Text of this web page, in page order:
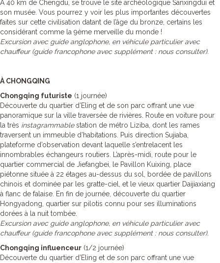
À 40 km de Chengdu, se trouve le site archéologique Sanxingdui et
son musée. Vous pourrez y voir les plus importantes découvertes
faites sur cette civilisation datant de l’âge du bronze, certains les
considérant comme la 9ème merveille du monde !
Excursion avec guide anglophone, en véhicule particulier avec
chauffeur (guide francophone avec supplément : nous consulter).
À CHONGQING
Chongqing futuriste (1 journée)
Découverte du quartier d’Eling et de son parc offrant une vue
panoramique sur la ville traversée de rivières. Route en voiture pour
la très instagrammablestation de métro Liziba, dont les rames
traversent un immeuble d’habitations. Puis direction Sujiaba,
plateforme d’observation devant laquelle s’entrelacent les
innombrables échangeurs routiers. L’après-midi, route pour le
quartier commercial de Jiefangbei, le Pavillon Kuixing, place
piétonne située à 22 étages au-dessus du sol, bordée de pavillons
chinois et dominée par les gratte-ciel, et le vieux quartier Daijiaxiang
à flanc de falaise. En fin de journée, découverte du quartier
Hongyadong, quartier sur pilotis connu pour ses illuminations
dorées à la nuit tombée.
Excursion avec guide anglophone, en véhicule particulier avec
chauffeur (guide francophone avec supplément : nous consulter).
Chongqing influenceur (1/2 journée)
Découverte du quartier d’Eling et de son parc offrant une vue